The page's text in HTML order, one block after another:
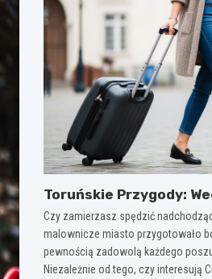
Toruńskie Przygody:
Czy zamierzasz spędzić
malownicze miasto przygotowało
pewnością zadowolą każdego
Niezależnie od tego, czy interesują